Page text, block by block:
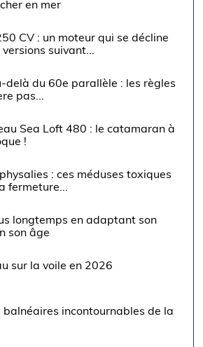
en mer
CV : un moteur qui se décline
suivant...
delà du 60e parallèle : les règles
pas...
Sea Loft 480 : le catamaran à
!
: ces méduses toxiques
fermeture...
longtemps en adaptant son
son âge
sur la voile en 2026
balnéaires incontournables de la